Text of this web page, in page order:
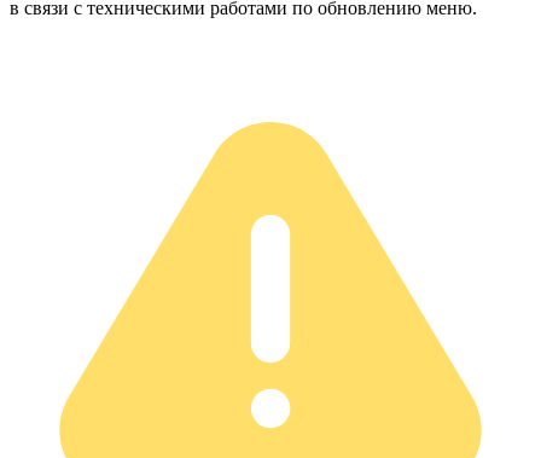
в связи с техническими работами по обновлению меню.